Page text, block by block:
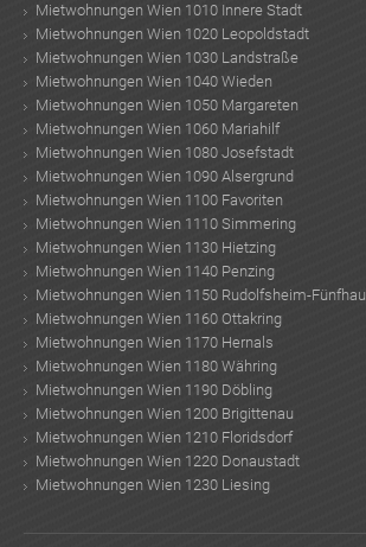
Mietwohnungen Wien 1010 Innere Stadt
Mietwohnungen Wien 1020 Leopoldstadt
Mietwohnungen Wien 1030 Landstraße
Mietwohnungen Wien 1040 Wieden
Mietwohnungen Wien 1050 Margareten
Mietwohnungen Wien 1060 Mariahilf
Mietwohnungen Wien 1080 Josefstadt
Mietwohnungen Wien 1090 Alsergrund
Mietwohnungen Wien 1100 Favoriten
Mietwohnungen Wien 1110 Simmering
Mietwohnungen Wien 1130 Hietzing
Mietwohnungen Wien 1140 Penzing
Mietwohnungen Wien 1150 Rudolfsheim-
Mietwohnungen Wien 1160 Ottakring
Mietwohnungen Wien 1170 Hernals
Mietwohnungen Wien 1180 Währing
Mietwohnungen Wien 1190 Döbling
Mietwohnungen Wien 1200 Brigittenau
Mietwohnungen Wien 1210 Floridsdorf
Mietwohnungen Wien 1220 Donaustadt
Mietwohnungen Wien 1230 Liesing